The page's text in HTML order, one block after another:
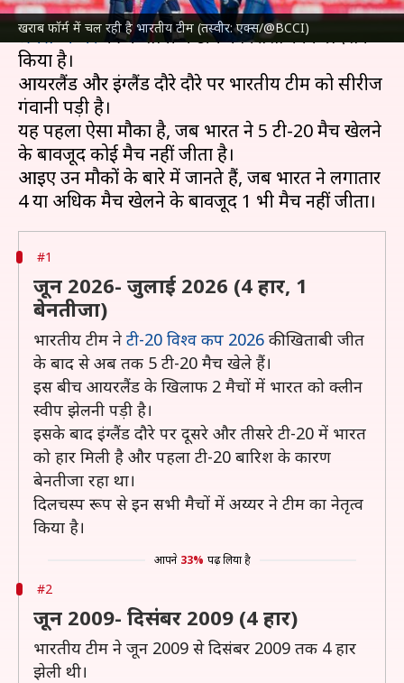
खराब फॉर्म में चल रही है भारतीय टीम (तस्वीर: एक्स/@BCCI)
भारतीय क्रिकेट टीम
श्रेयस अय्यरकी कप्तानी में टीम ने निराशाजनक प्रदर्शन
किया है।
आयरलैंड और इंग्लैंड दौरे दौरे पर भारतीय टीम को सीरीज
गंवानी पड़ी है।
यह पहला ऐसा मौका है, जब भारत ने 5 टी-20 मैच खेलने
के बावजूद कोई मैच नहीं जीता है।
आइए उन मौकों के बारे में जानते हैं, जब भारत ने लगातार
#1
जून 2026- जुलाई 2026 (4 हार, 1
बेनतीजा)
भारतीय टीम ने टी-20 विश्व कप 2026 की खिताबी जीत
के बाद से अब तक 5 टी-20 मैच खेले हैं।
इस बीच आयरलैंड के खिलाफ 2 मैचों में भारत को क्लीन
स्वीप झेलनी पड़ी है।
इसके बाद इंग्लैंड दौरे पर दूसरे और तीसरे टी-20 में भारत
को हार मिली है और पहला टी-20 बारिश के कारण
बेनतीजा रहा था।
दिलचस्प रूप से इन सभी मैचों में अय्यर ने टीम का नेतृत्व
किया है।
आपने 33% पढ़ लिया है
#2
जून 2009- दिसंबर 2009 (4 हार)
भारतीय टीम ने जून 2009 से दिसंबर 2009 तक 4 हार
झेली थी।